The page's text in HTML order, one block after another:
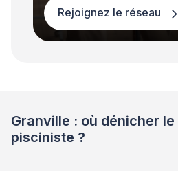
Rejoignez le réseau
Granville : où dénicher
pisciniste ?